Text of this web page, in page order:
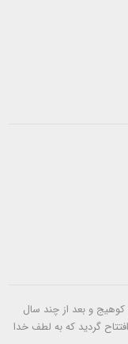
در روستایی بنام کوهیج و بعد از چند سال
فعالیت شعبه دوم در شهرستان بستک در سال 1389 افتتاح گردید که به لطف خدا